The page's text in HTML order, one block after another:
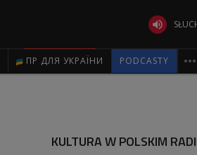

ПР ДЛЯ УКРАЇНИ PODCASTY 
KULTURA W POLSKIM